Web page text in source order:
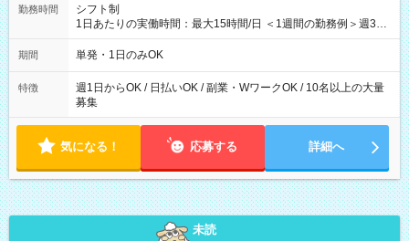
勤務時間
シフト制
1日あたりの実働時間：最大15時間/日 ＜1週間の勤務例＞週3回
勤務 勤務：月・水・金 休み：火・木・土・日 好きな時にお仕事
可能です！ ※1日あたりの最大実働時間は日勤、夜勤共に勤務し
期間 単発・1日のみOK
特徴
週1日からOK / 日払いOK / 副業・WワークOK / 10名以上の大量
募集
気になる！ 応募する 詳細へ
未読